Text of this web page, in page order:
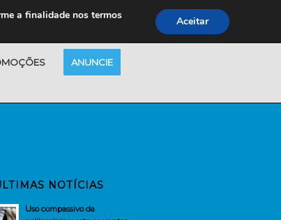
ANUNCIE
NOTÍCIAS
Uso compassivo da
a finalidade nos termos
Aceitar